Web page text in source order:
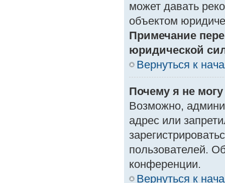
может давать
объектом
Примечание
юридической
Вернуться к
Почему я не
Возможно,
адрес или
пользователей.
конференции.
Вернуться к